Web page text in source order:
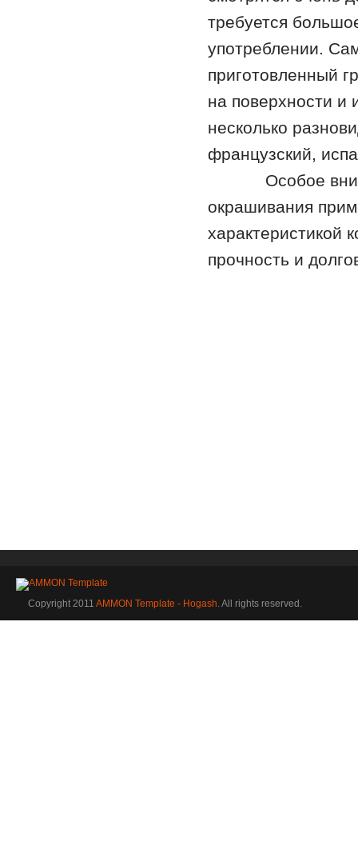
требуется
употреблении.
приготовленный
на поверхности
несколько
французский,
Особое
окрашивания
характеристикой
прочность и
Copyright 2011 AMMON Template - Hogash. All rights reserved.